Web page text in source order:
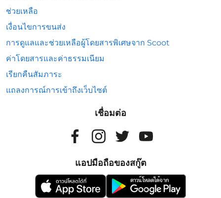
ช่วยเหลือ
เงื่อนไขการขนส่ง
การดูแลและช่วยเหลือผู้โดยสารพิเศษจาก Scoot
ค่าโดยสารและค่าธรรมเนียม
เรียกคืนสัมภาระ
แถลงการณ์การเข้าถึงเว็บไซต์
เชื่อมต่อ
แอปมือถือของสกู๊ต